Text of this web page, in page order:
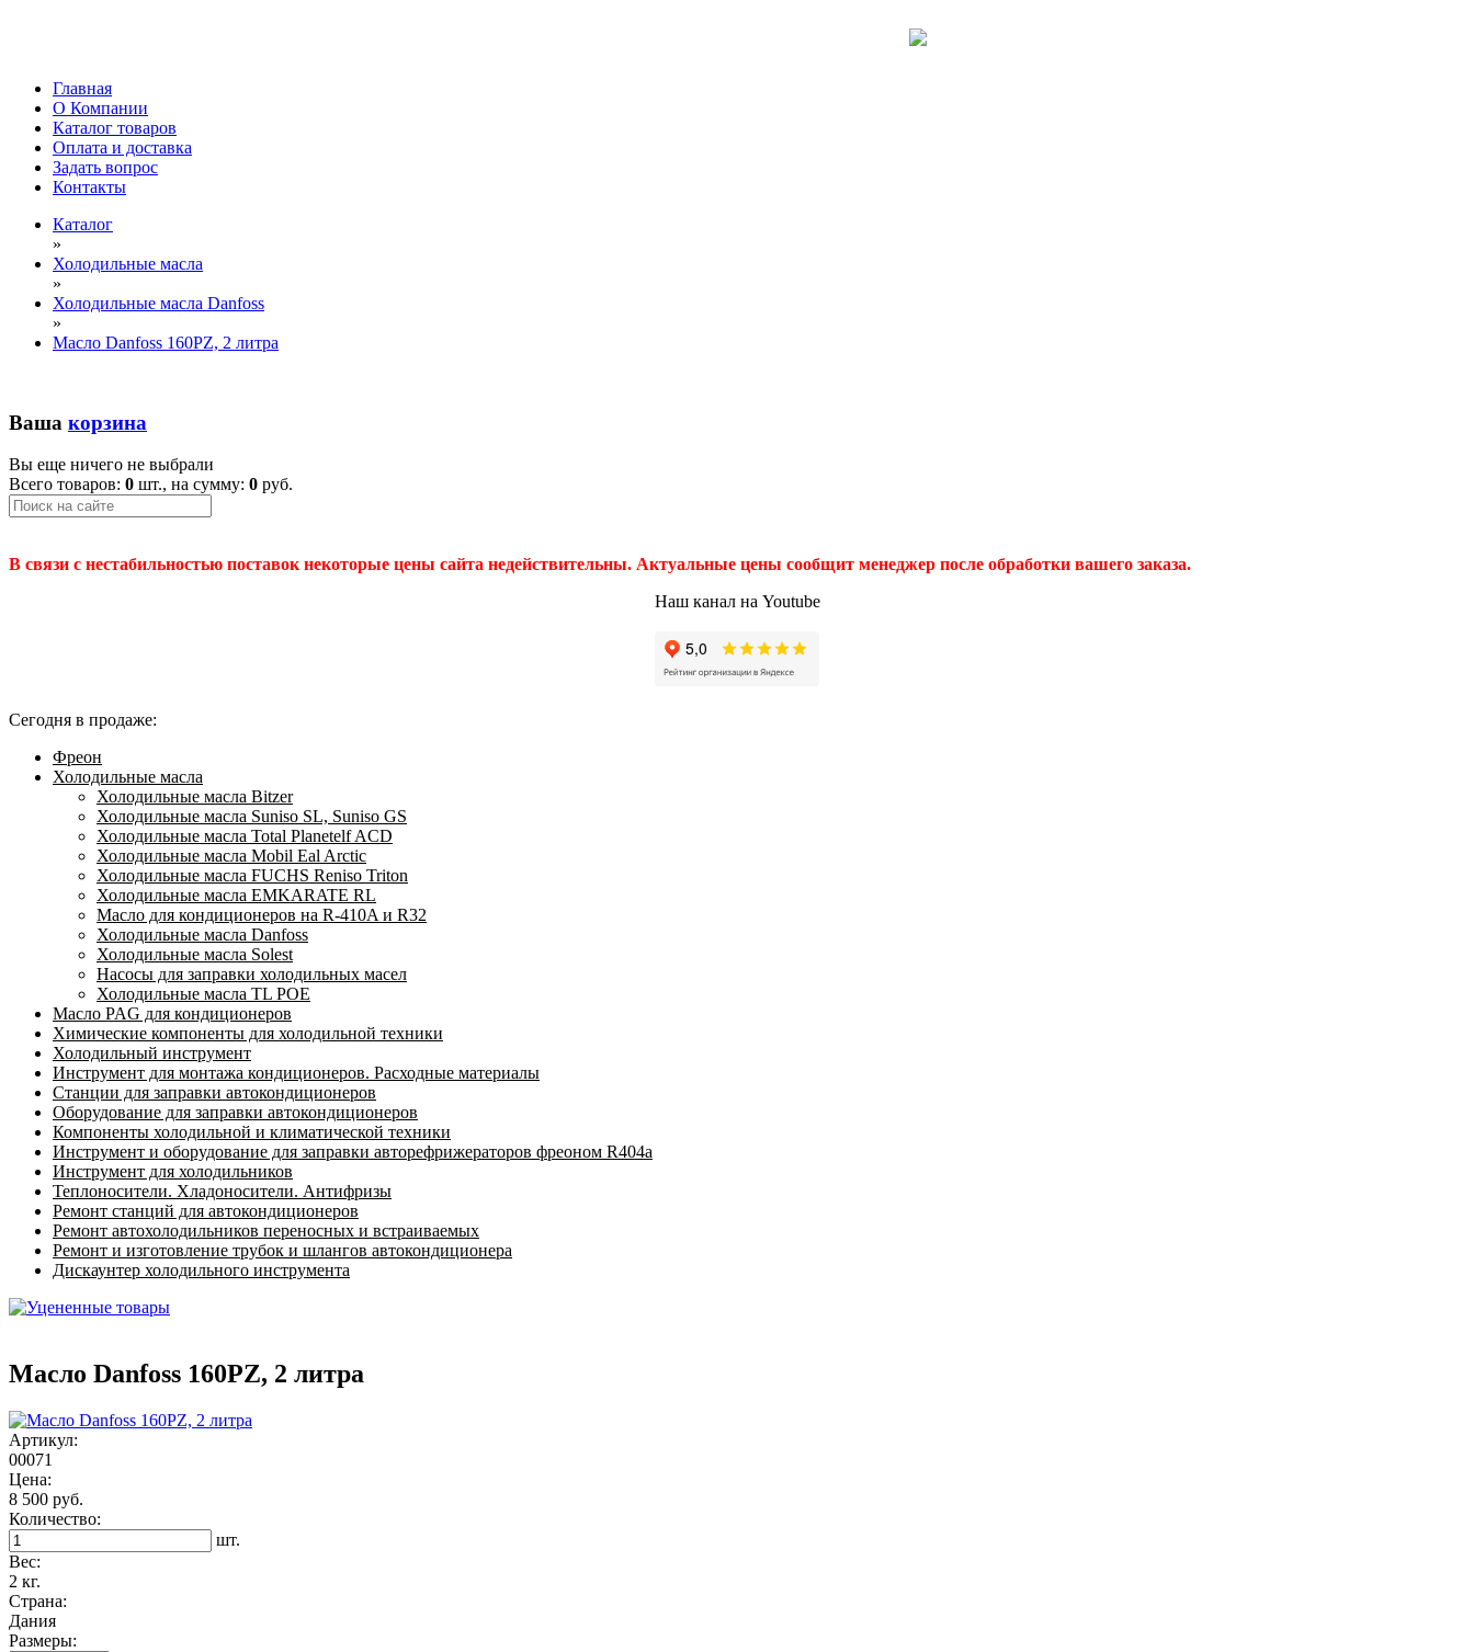
Главная
О Компании
Каталог товаров
Оплата и доставка
Задать вопрос
Контакты
Каталог
»
Холодильные масла
»
Холодильные масла Danfoss
»
Масло Danfoss 160PZ, 2 литра
Ваша корзина
Вы еще ничего не выбрали
Всего товаров: 0 шт., на сумму: 0 руб.
В связи с нестабильностью поставок некоторые цены сайта недействительны. Актуальные цены сообщит менеджер после обработки вашего заказа.
Наш канал на Youtube
Сегодня в продаже:
Фреон
Холодильные масла
Холодильные масла Bitzer
Холодильные масла Suniso SL, Suniso GS
Холодильные масла Total Planetelf ACD
Холодильные масла Mobil Eal Arctic
Холодильные масла FUCHS Reniso Triton
Холодильные масла EMKARATE RL
Масло для кондиционеров на R-410A и R32
Холодильные масла Danfoss
Холодильные масла Solest
Насосы для заправки холодильных масел
Холодильные масла TL POE
Масло PAG для кондиционеров
Химические компоненты для холодильной техники
Холодильный инструмент
Инструмент для монтажа кондиционеров. Расходные материалы
Станции для заправки автокондиционеров
Оборудование для заправки автокондиционеров
Компоненты холодильной и климатической техники
Инструмент и оборудование для заправки авторефрижераторов фреоном R404a
Инструмент для холодильников
Теплоносители. Хладоносители. Антифризы
Ремонт станций для автокондиционеров
Ремонт автохолодильников переносных и встраиваемых
Ремонт и изготовление трубок и шлангов автокондиционера
Дискаунтер холодильного инструмента
Масло Danfoss 160PZ, 2 литра
Артикул:
00071
Цена:
8 500 руб.
Количество:
шт.
Вес:
2 кг.
Страна:
Дания
Размеры: